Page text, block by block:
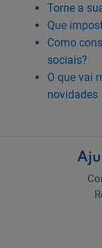
Torne a
Que
Como
sociais?
O que vai
novidades